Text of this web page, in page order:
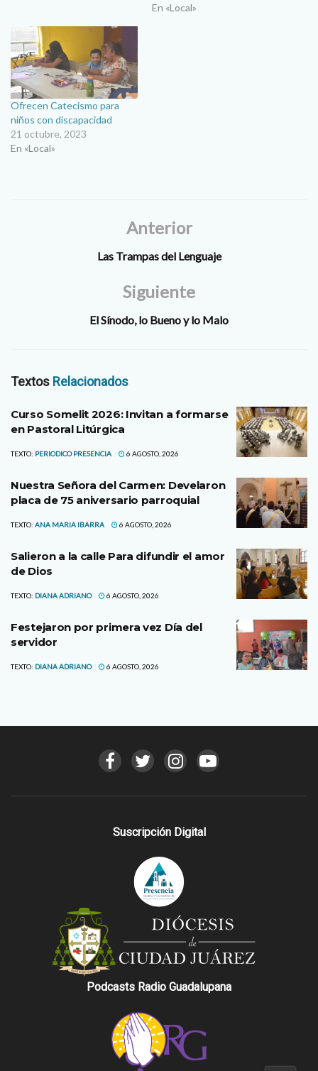
En «Local»
Ofrecen Catecismo para
niños con discapacidad
21 octubre, 2023
En «Local»
Anterior
Las Trampas del Lenguaje
Siguiente
El Sínodo, lo Bueno y lo Malo
Textos Relacionados
Curso Somelit 2026: Invitan a formarse
en Pastoral Litúrgica
TEXTO: PERIODICO PRESENCIA 6 AGOSTO, 2026
Nuestra Señora del Carmen: Develaron
placa de 75 aniversario parroquial
TEXTO: ANA MARIA IBARRA 6 AGOSTO, 2026
Salieron a la calle Para difundir el amor
de Dios
TEXTO: DIANA ADRIANO 6 AGOSTO, 2026
Festejaron por primera vez Día del
servidor
TEXTO: DIANA ADRIANO 6 AGOSTO, 2026
Suscripción Digital
Podcasts Radio Guadalupana